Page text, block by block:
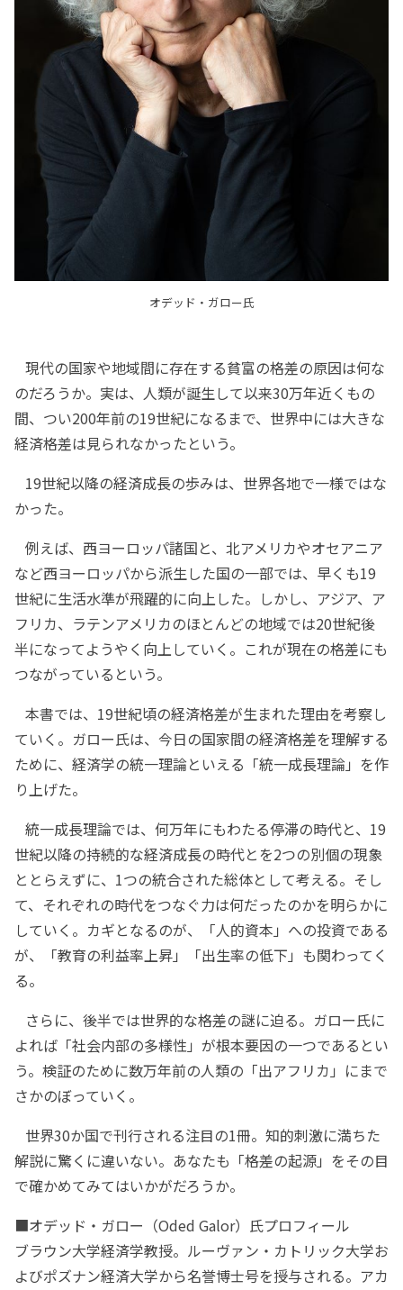
オデッド・ガロー氏
現代の国家や地域間に存在する貧富の格差の原因は何な
のだろうか。実は、人類が誕生して以来30万年近くもの
間、つい200年前の19世紀になるまで、世界中には大きな
経済格差は見られなかったという。
19世紀以降の経済成長の歩みは、世界各地で一様ではな
かった。
例えば、西ヨーロッパ諸国と、北アメリカやオセアニア
など西ヨーロッパから派生した国の一部では、早くも19
世紀に生活水準が飛躍的に向上した。しかし、アジア、ア
フリカ、ラテンアメリカのほとんどの地域では20世紀後
半になってようやく向上していく。これが現在の格差にも
つながっているという。
本書では、19世紀頃の経済格差が生まれた理由を考察し
ていく。ガロー氏は、今日の国家間の経済格差を理解する
ために、経済学の統一理論といえる「統一成長理論」を作
り上げた。
統一成長理論では、何万年にもわたる停滞の時代と、19
世紀以降の持続的な経済成長の時代とを2つの別個の現象
ととらえずに、1つの統合された総体として考える。そし
て、それぞれの時代をつなぐ力は何だったのかを明らかに
していく。カギとなるのが、「人的資本」への投資である
が、「教育の利益率上昇」「出生率の低下」も関わってく
る。
さらに、後半では世界的な格差の謎に迫る。ガロー氏に
よれば「社会内部の多様性」が根本要因の一つであるとい
う。検証のために数万年前の人類の「出アフリカ」にまで
さかのぼっていく。
世界30か国で刊行される注目の1冊。知的刺激に満ちた
解説に驚くに違いない。あなたも「格差の起源」をその目
で確かめてみてはいかがだろうか。
■オデッド・ガロー（Oded Galor）氏プロフィール
ブラウン大学経済学教授。ルーヴァン・カトリック大学お
よびポズナン経済大学から名誉博士号を授与される。アカ